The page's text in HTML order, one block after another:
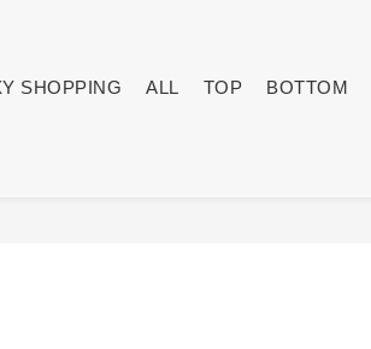
SHOPPING ALL TOP BOTTOM